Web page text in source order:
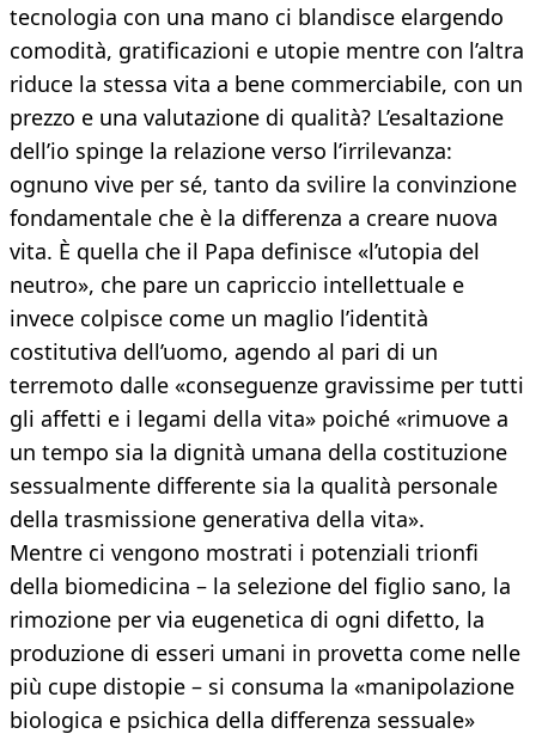
tecnologia con una mano ci blandisce elargendo
comodità, gratificazioni e utopie mentre con l’altra
riduce la stessa vita a bene commerciabile, con un
prezzo e una valutazione di qualità? L’esaltazione
dell’io spinge la relazione verso l’irrilevanza:
ognuno vive per sé, tanto da svilire la convinzione
fondamentale che è la differenza a creare nuova
vita. È quella che il Papa definisce «l’utopia del
neutro», che pare un capriccio intellettuale e
invece colpisce come un maglio l’identità
costitutiva dell’uomo, agendo al pari di un
terremoto dalle «conseguenze gravissime per tutti
gli affetti e i legami della vita» poiché «rimuove a
un tempo sia la dignità umana della costituzione
sessualmente differente sia la qualità personale
della trasmissione generativa della vita».
Mentre ci vengono mostrati i potenziali trionfi
della biomedicina – la selezione del figlio sano, la
rimozione per via eugenetica di ogni difetto, la
produzione di esseri umani in provetta come nelle
più cupe distopie – si consuma la «manipolazione
biologica e psichica della differenza sessuale»